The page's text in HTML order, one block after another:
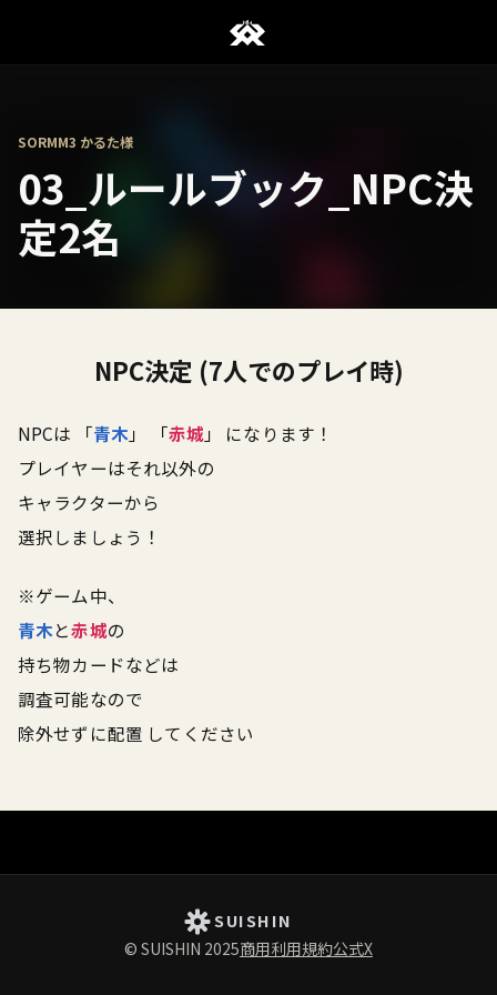
SORMM3 かるた様
03_ルールブック_NPC決
定2名
NPC決定 (7人でのプレイ時)
NPCは 「青木」 「赤城」 になります！
プレイヤーはそれ以外の
キャラクターから
選択しましょう！
※ゲーム中、
青木と赤城の
持ち物カードなどは
調査可能なので
除外せずに配置 してください
SUISHIN
© SUISHIN 2025商用利用規約公式X